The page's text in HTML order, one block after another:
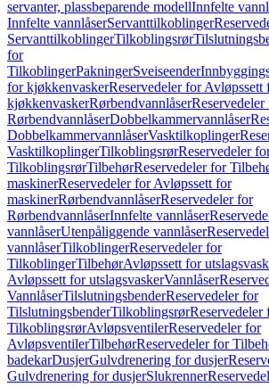
servanter, plassbeparende modellInnfelte
Innfelte vannlåserServanttilkoblinger
ServanttilkoblingerTilkoblingsrør
for
TilkoblingerPakningerSveiseender
for kjøkkenvaskerReservedeler for Avløpssett
kjøkkenvaskerRørbendvannlåserReservedeler
RørbendvannlåserDobbelkammervannlåser
DobbelkammervannlåserVasktilkoplinger
VasktilkoplingerTilkoblingsrørReservedeler
TilkoblingsrørTilbehørReservedeler for
maskinerReservedeler for Avløpssett for
maskinerRørbendvannlåserReservedeler for
RørbendvannlåserInnfelte vannlåser
vannlåserUtenpåliggende vannlåser
vannlåserTilkoblingerReservedeler for
TilkoblingerTilbehørAvløpssett for
Avløpssett for utslagsvaskerVannlåser
VannlåserTilslutningsbenderReservedeler for
TilslutningsbenderTilkoblingsrørReservedeler
TilkoblingsrørAvløpsventilerReservedeler for
AvløpsventilerTilbehørReservedeler for
badekarDusjerGulvdrenering for dusjer
Gulvdrenering for dusjerSlukrenner